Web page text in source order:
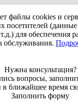
Масса (кг)
Ножи (шт)
Ширина (мм)
файлы cookies и
посетителей (данные
для обеспечения
обслуживания.
Нужна консультация?
вопросы,
в ближайшее время
Заполнить форму